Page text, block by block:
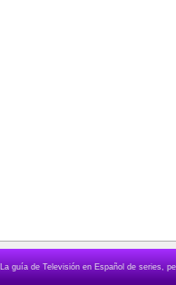
La guía de Televisión en Español de series,